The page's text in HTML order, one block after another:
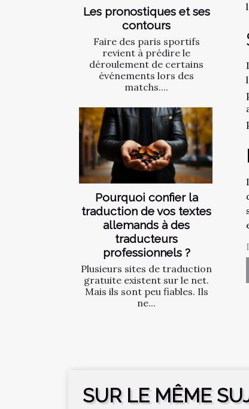
Les pronostiques et ses
contours
Faire des paris sportifs
revient à prédire le
déroulement de certains
événements lors des
matchs....
Pourquoi confier la
traduction de vos textes
allemands à des
traducteurs
professionnels ?
Plusieurs sites de traduction
gratuite existent sur le net.
Mais ils sont peu fiables. Ils
ne...
SUR LE MÊME